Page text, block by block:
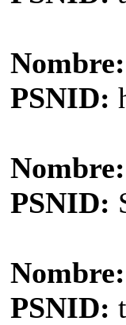
Nombre:
PSNID:
Nombre:
PSNID:
Nombre:
PSNID: